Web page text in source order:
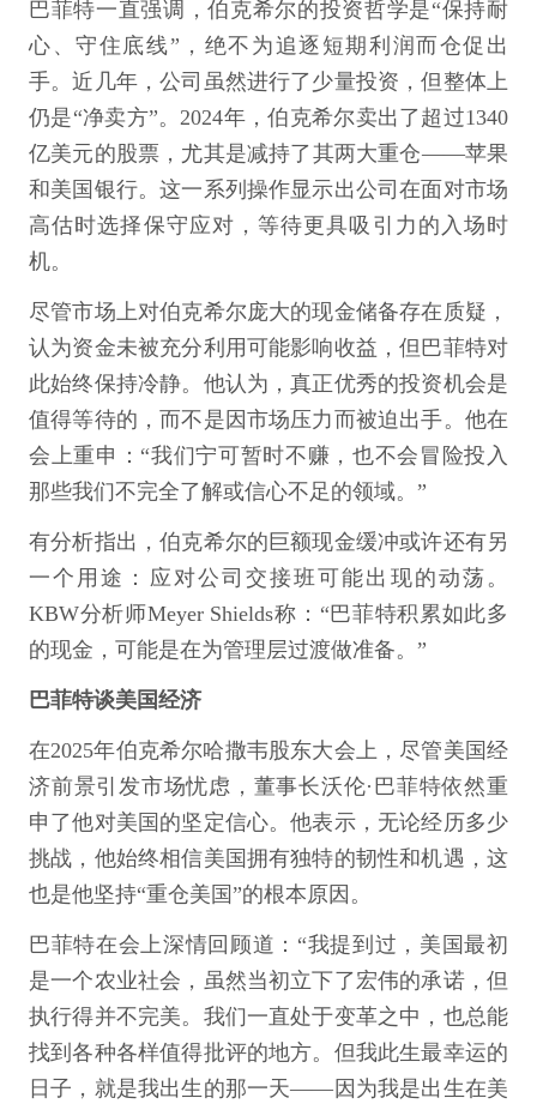
巴菲特一直强调，伯克希尔的投资哲学是“保持耐
心、守住底线”，绝不为追逐短期利润而仓促出
手。近几年，公司虽然进行了少量投资，但整体上
仍是“净卖方”。2024年，伯克希尔卖出了超过1340
亿美元的股票，尤其是减持了其两大重仓——苹果
和美国银行。这一系列操作显示出公司在面对市场
高估时选择保守应对，等待更具吸引力的入场时
机。
尽管市场上对伯克希尔庞大的现金储备存在质疑，
认为资金未被充分利用可能影响收益，但巴菲特对
此始终保持冷静。他认为，真正优秀的投资机会是
值得等待的，而不是因市场压力而被迫出手。他在
会上重申：“我们宁可暂时不赚，也不会冒险投入
那些我们不完全了解或信心不足的领域。”
有分析指出，伯克希尔的巨额现金缓冲或许还有另
一个用途：应对公司交接班可能出现的动荡。
KBW分析师Meyer Shields称：“巴菲特积累如此多
的现金，可能是在为管理层过渡做准备。”
巴菲特谈美国经济
在2025年伯克希尔哈撒韦股东大会上，尽管美国经
济前景引发市场忧虑，董事长沃伦·巴菲特依然重
申了他对美国的坚定信心。他表示，无论经历多少
挑战，他始终相信美国拥有独特的韧性和机遇，这
也是他坚持“重仓美国”的根本原因。
巴菲特在会上深情回顾道：“我提到过，美国最初
是一个农业社会，虽然当初立下了宏伟的承诺，但
执行得并不完美。我们一直处于变革之中，也总能
找到各种各样值得批评的地方。但我此生最幸运的
日子，就是我出生的那一天——因为我是出生在美